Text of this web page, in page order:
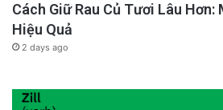
Cách Giữ Rau Củ Tươi Lâu Hơn:
Hiệu Quả
2 days ago